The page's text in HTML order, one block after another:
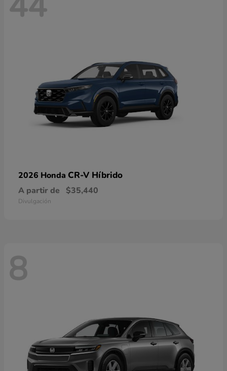
2026 Honda CR-V Híbrido
A partir de $35,440
Divulgación
8